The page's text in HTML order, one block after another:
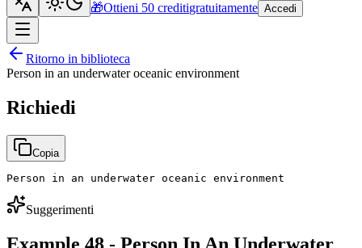
🎁Ottieni 50 creditigratuitamente Accedi
Ritorno in biblioteca
Person in an underwater oceanic environment
Richiedi
Copia
Person in an underwater oceanic environment
Suggerimenti
Example 48 - Person In An Underwater